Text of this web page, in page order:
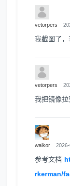
vetorpers
我截图了
vetorpers
我把镜像
walkor
参考文档
rkerman/